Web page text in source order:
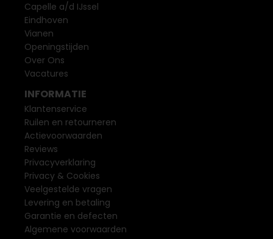
Capelle a/d IJssel
Eindhoven
Vianen
Openingstijden
Over Ons
Vacatures
INFORMATIE
Klantenservice
Ruilen en retourneren
Actievoorwaarden
Reviews
Privacyverklaring
Privacy & Cookies
Veelgestelde vragen
Levering en betaling
Garantie en defecten
Algemene voorwaarden